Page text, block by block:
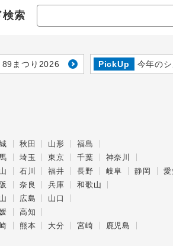
検索
まつり2026 PickUp 今年の
秋田 山形
福島
埼玉 東京 千葉
神奈川
石川 福井 長野 岐阜 静岡 愛
奈良 兵庫
和歌山
広島
山口
高知
熊本 大分 宮崎
鹿児島